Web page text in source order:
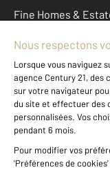
Fine Homes &
À propos
International
Nous contacter